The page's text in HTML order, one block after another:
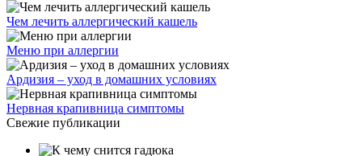
Чем лечить аллергический кашель
Меню при аллергии
Ардизия – уход в домашних условиях
Нервная крапивница симптомы
Свежие публикации